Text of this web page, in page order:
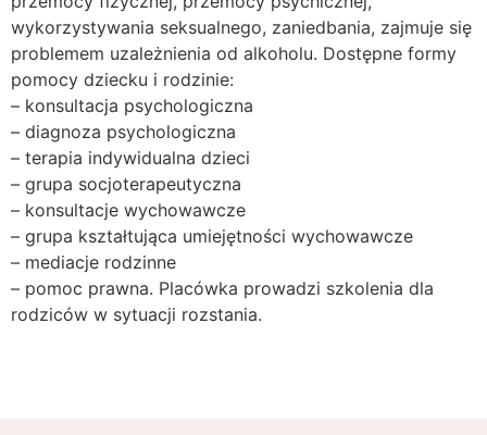
wykorzystywania seksualnego, zaniedbania, zajmuje się
problemem uzależnienia od alkoholu. Dostępne formy
pomocy dziecku i rodzinie:
– konsultacja psychologiczna
– diagnoza psychologiczna
– terapia indywidualna dzieci
– grupa socjoterapeutyczna
– konsultacje wychowawcze
– grupa kształtująca umiejętności wychowawcze
– mediacje rodzinne
– pomoc prawna. Placówka prowadzi szkolenia dla
rodziców w sytuacji rozstania.